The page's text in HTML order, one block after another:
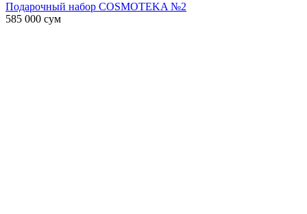
Подарочный набор COSMOTEKA №2
585 000 сум